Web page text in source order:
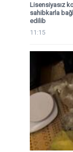
Lisensiyasız
sahibkarla
edilib
11:15